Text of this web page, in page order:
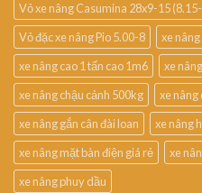
Vỏ xe nâng Casumina 28x9-15
Vỏ đặc xe nâng Pio 5.00-8
xe
xe nâng cao 1 tấn cao 1m6
xe
xe nâng chậu cảnh 500kg
xe nâng
xe nâng gắn cân đài loan
xe nâng
xe nâng mặt bàn điện giá rẻ
xe
xe nâng phuy dầu